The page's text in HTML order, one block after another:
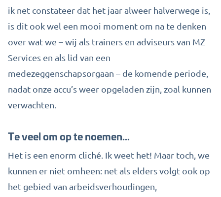
ik net constateer dat het jaar alweer halverwege is,
is dit ook wel een mooi moment om na te denken
over wat we – wij als trainers en adviseurs van MZ
Services en als lid van een
medezeggenschapsorgaan – de komende periode,
nadat onze accu’s weer opgeladen zijn, zoal kunnen
verwachten.
Te veel om op te noemen…
Het is een enorm cliché. Ik weet het! Maar toch, we
kunnen er niet omheen: net als elders volgt ook op
het gebied van arbeidsverhoudingen,